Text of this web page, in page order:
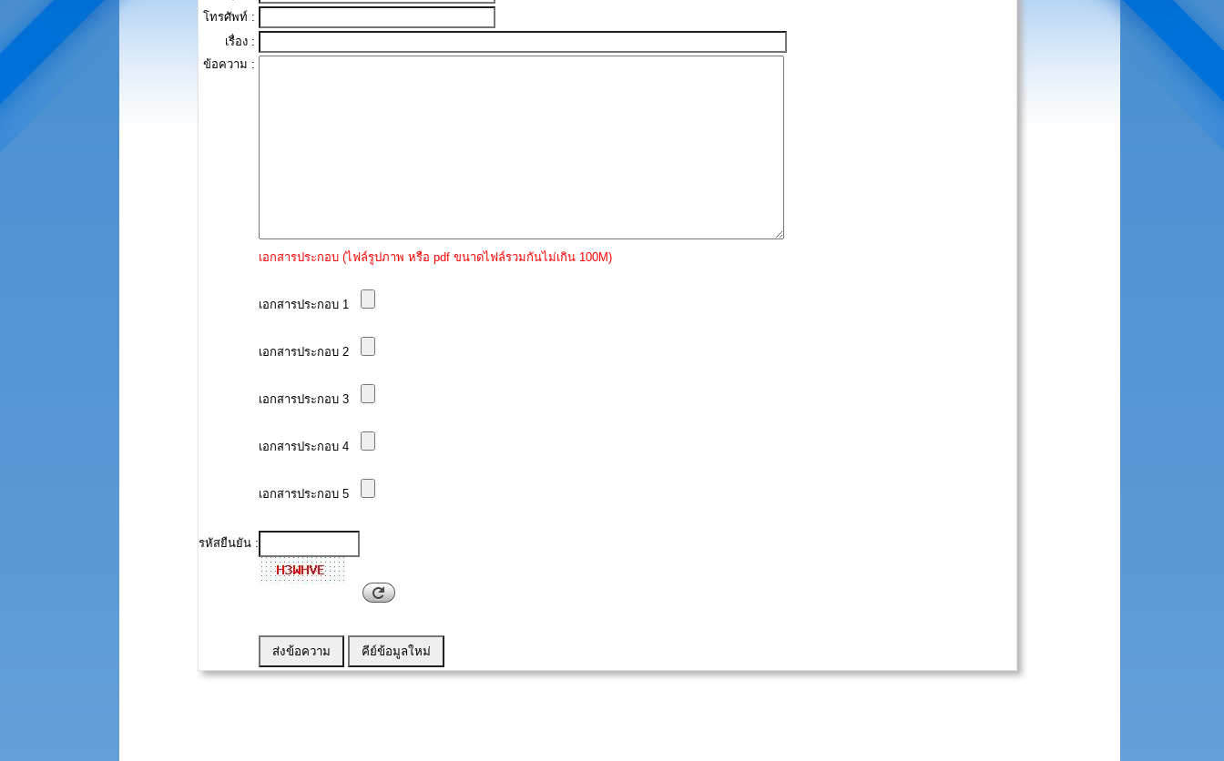
โทรศัพท์ :
เรื่อง :
ข้อความ :
เอกสารประกอบ (ไฟล์รูปภาพ หรือ pdf ขนาดไฟล์รวมกันไม่เกิน 100M)
เอกสารประกอบ 1
เอกสารประกอบ 2
เอกสารประกอบ 3
เอกสารประกอบ 4
เอกสารประกอบ 5
รหัสยืนยัน :